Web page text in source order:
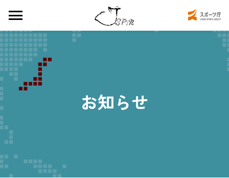
お知らせ